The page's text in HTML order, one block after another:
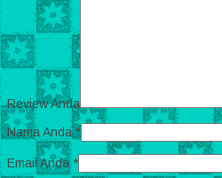
Review Anda
Nama Anda *
Email Anda *